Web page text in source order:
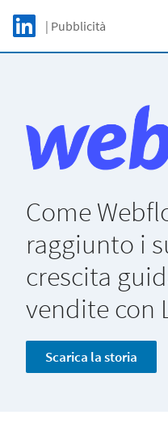
Skip to main content
LinkedIn Logo
| Pubblicità
Come
raggiunto i
crescita
vendite con
Scarica la storia